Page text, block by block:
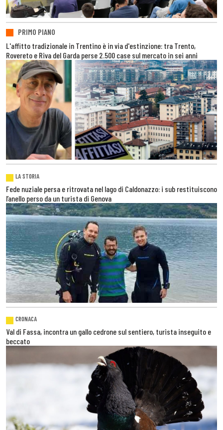
PRIMO PIANO
L'affitto tradizionale in Trentino è in via d'estinzione: tra Trento,
Rovereto e Riva del Garda perse 2.500 case sul mercato in sei anni
LA STORIA
Fede nuziale persa e ritrovata nel lago di Caldonazzo: i sub restituiscono
l’anello perso da un turista di Genova
CRONACA
Val di Fassa, incontra un gallo cedrone sul sentiero, turista inseguito e
beccato